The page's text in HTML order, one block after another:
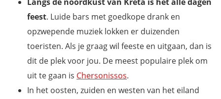
feest. Luide bars met goedkope drank en
opzwepende muziek lokken er duizenden
toeristen. Als je graag wil feeste en uitgaan, dan is
dit de plek voor jou. De meest populaire plek om
uit te gaan is Chersonissos.
In het oosten, zuiden en westen van het eiland